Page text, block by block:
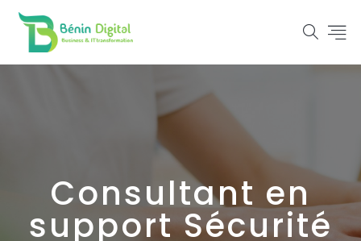
Consultant en
support Sécurité